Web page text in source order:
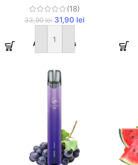
(18)
33,90lei 31,90 lei
Adaugă în coș